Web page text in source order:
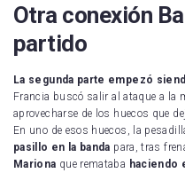
Otra conexión
partido
La segunda parte empezó
Francia buscó salir al ataque a la
aprovecharse de los huecos que
En uno de esos huecos, la
pasillo en la banda para, tras
Mariona que remataba haciendo